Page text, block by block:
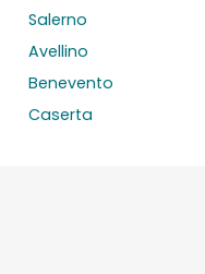
Salerno
Avellino
Benevento
Caserta